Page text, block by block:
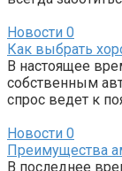
Новости 0
Как выбрать
В настоящее
собственным
спрос ведет к
Новости 0
Преимущества
В последнее